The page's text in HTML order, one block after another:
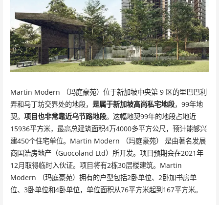
Martin Modern （玛庭豪苑）位于新加坡中央第 9 区的里巴巴利
弄和马丁坊交界处的地段， 是属于新加坡高尚私宅地段，99年地
契。 项目也非常靠近乌节路地段。这幅地契99年的地段占地近
15936平方米，最高总建筑面积4万4000多平方公尺，预计能够兴
建450个住宅单位。Martin Modern （玛庭豪苑） 是由著名发展
商国浩房地产（Guocoland Ltd）所开发。项目预期会在2021年
12月取得临时入伙证。项目将有2栋30层楼建筑。Martin
Modern （玛庭豪苑）拥有的户型包括2卧单位、2卧加书房单
位、3卧单位和4卧单位，单位面积从76平方米起到167平方米。